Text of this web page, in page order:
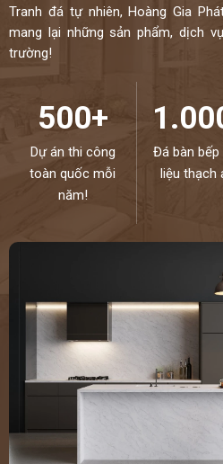
Tranh đá tự nhiên, Hoàng Gia
mang lại những sản phẩm, dịch
trường!
500+
Dự án thi công
toàn quốc mỗi
năm!
Đá bàn bếp
liệu thạch